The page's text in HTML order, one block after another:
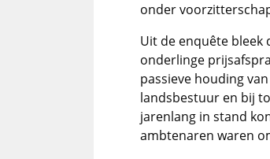
onder
Uit de enquête bleek
onderlinge
passieve houding
landsbestuur en bij
jarenlang in stand
ambtenaren waren